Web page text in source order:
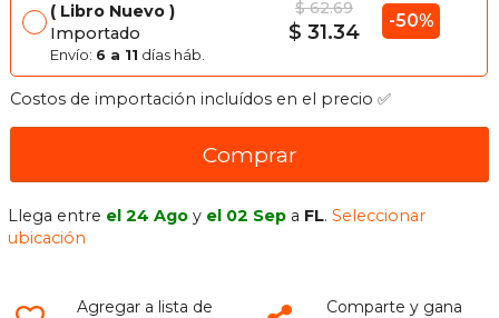
Libro Nuevo
Importado
Envío: 6 a 11 días háb.
$ 62.69
$ 31.34 -50%
Costos de importación incluídos en el precio ✅
Comprar
Llega entre el 24 Ago y el 02 Sep a FL.Seleccionar
ubicación
Agregar a lista de
Comparte y gana